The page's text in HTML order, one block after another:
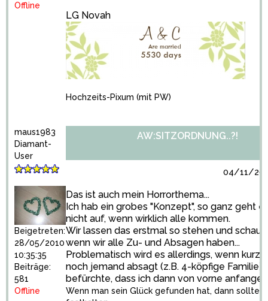
Offline
LG Novah
Hochzeits-Pixum (mit PW)
maus1983
Diamant-
User
Beigetreten:
28/05/2010
10:35:35
Beiträge:
581
Offline
AW:SITZORDNUNG..?!
04/11/
Das ist auch mein Horrorthema...
Ich hab ein grobes "Konzept", so ganz geht
nicht auf, wenn wirklich alle kommen.
Wir lassen das erstmal so stehen und
wenn wir alle Zu- und Absagen haben...
Problematisch wird es allerdings, wenn
noch jemand absagt (z.B. 4-köpfige Familie)
befürchte, dass ich dann von vorne anfangen
Wenn man sein Glück gefunden hat, dann sollte